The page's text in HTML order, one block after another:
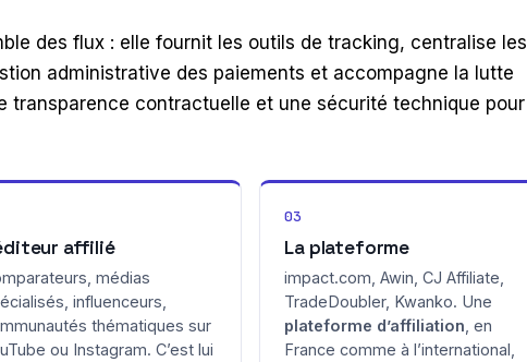
des flux : elle fournit les outils de tracking, centralise les
administrative des paiements et accompagne la lutte
transparence contractuelle et une sécurité technique pour
affilié
médias
influenceurs,
thématiques sur
ou Instagram. C’est lui
03
La plateforme
impact.com, Awin, CJ Affiliate,
TradeDoubler, Kwanko. Une
plateforme d’affiliation , en
France comme à l’international,